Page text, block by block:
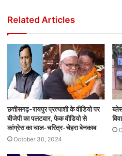
Related Articles
छत्तीसगढ़-रायपुर प्रत्याशी के वीडियो पर
बीजेपी का पलटवार, फेक वीडियो से
कांग्रेस का चाल-चरित्र-चेहरा बेनकाब
October 30, 2024